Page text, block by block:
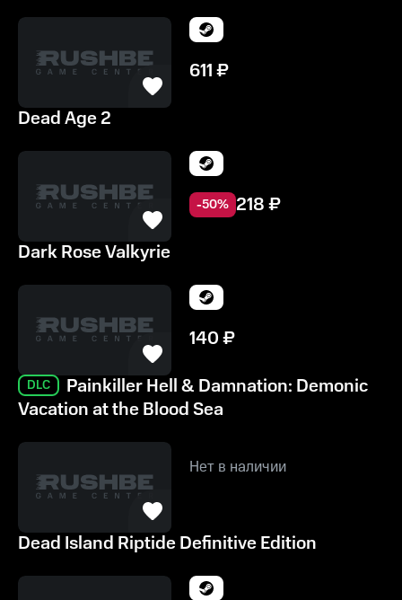
611₽
Dead Age 2
-50% 218₽
Dark Rose Valkyrie
140₽
DLC
Painkiller Hell & Damnation: Demonic
Vacation at the Blood Sea
Нет в наличии
Dead Island Riptide Definitive Edition